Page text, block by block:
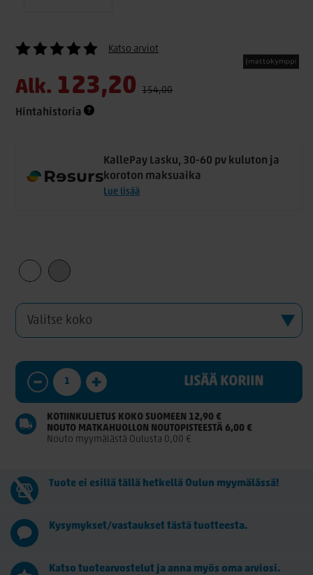
Katso arviot
Alk. 123,20 154,00
Hintahistoria
KallePay Lasku, 30-60 pv kuluton ja
koroton maksuaika
Lue lisää
LISÄÄ KORIIN
KOTIINKULJETUS KOKO SUOMEEN 12,90 €
NOUTO MATKAHUOLLON NOUTOPISTEESTÄ 6,00 €
Nouto myymälästä Oulusta 0,00 €
Tuote ei esillä tällä hetkellä Oulun myymälässä!
Kysymykset/vastaukset tästä tuotteesta.
Katso tuotearvostelut ja anna myös oma arviosi.